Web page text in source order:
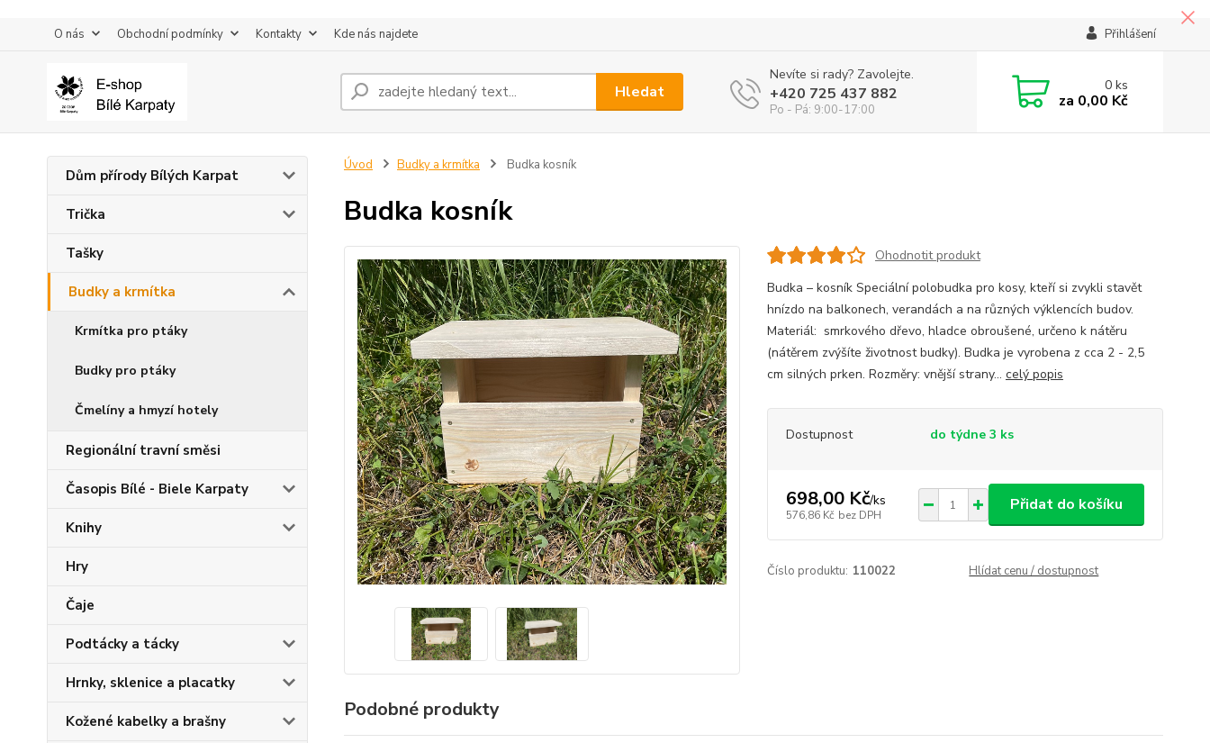
O nás Obchodní podmínky Kontakty Kde nás najdete Přihlášení
Hledat
Nevíte si rady? Zavolejte.
+420 725 437 882
Po - Pá: 9:00-17:00
0ks
za 0,00 Kč
Dům přírody Bílých Karpat
Trička
Tašky
Budky a krmítka
Krmítka pro ptáky
Budky pro ptáky
Čmelíny a hmyzí hotely
Regionální travní směsi
Časopis Bílé - Biele Karpaty
Knihy
Hry
Čaje
Podtácky a tácky
Hrnky, sklenice a placatky
Kožené kabelky a brašny
Úvod Budky a krmítka Budka kosník
Budka kosník
Ohodnotit produkt
Budka – kosník Speciální polobudka pro kosy, kteří si zvykli stavět
hnízdo na balkonech, verandách a na různých výklencích budov.
Materiál: smrkového dřevo, hladce obroušené, určeno k nátěru
(nátěrem zvýšíte životnost budky). Budka je vyrobena z cca 2 - 2,5
cm silných prken. Rozměry: vnější strany... celý popis
Dostupnost do týdne 3 ks
698,00 Kč/ks
576,86 Kč bez DPH
Přidat do košíku
Číslo produktu: 110022 Hlídat cenu / dostupnost
Podobné produkty